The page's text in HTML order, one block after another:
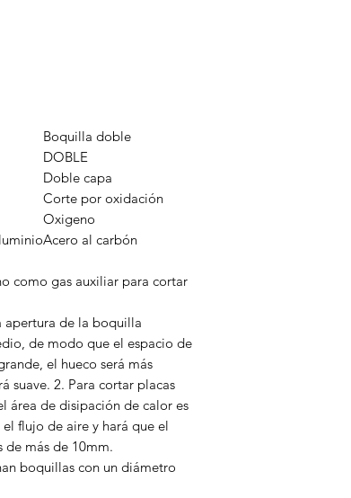
Boquilla doble
DOBLE
Doble capa
Corte por oxidación
Oxigeno
Acero al carbón
como gas auxiliar para cortar
apertura de la boquilla
de modo que el espacio de
el hueco será más
suave. 2. Para cortar placas
área de disipación de calor es
flujo de aire y hará que el
de más de 10mm.
boquillas con un diámetro